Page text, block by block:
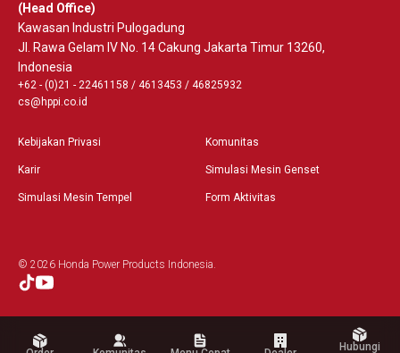
Hubungi
(Head Office)
Kawasan Industri Pulogadung
Jl. Rawa Gelam IV No. 14 Cakung Jakarta Timur 13260,
Indonesia
+62 - (0)21 - 22461158 / 4613453 / 46825932
cs@hppi.co.id
Kebijakan Privasi Komunitas
Karir Simulasi Mesin Genset
Simulasi Mesin Tempel Form Aktivitas
© 2026 Honda Power Products Indonesia.